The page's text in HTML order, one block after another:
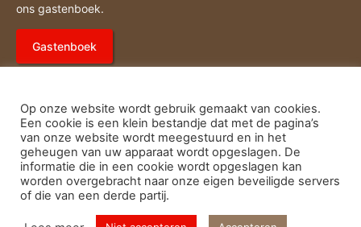
ons gastenboek.
Gastenboek
Privacy- en cookieverklaring E-
Op onze website wordt gebruik gemaakt van cookies.
Een cookie is een klein bestandje dat met de pagina’s
van onze website wordt meegestuurd en in het
geheugen van uw apparaat wordt opgeslagen. De
informatie die in een cookie wordt opgeslagen kan
worden overgebracht naar onze eigen beveiligde servers
of die van een derde partij.